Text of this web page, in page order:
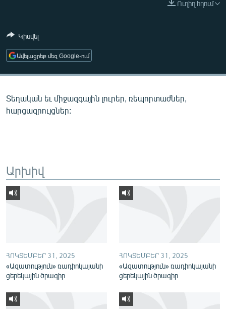
ՄԵԿՆԱԲԱՆՈՒԹՅՈՒՆ
ԿՈՐՈՆԱՎԻՐՈՒՍ
ԱՐԽԻՎ
ՁԳՏԵԼՈՎ ԼԱՎԱԳՈՒՅՆԻՆ
ՓՈԴՔԱՍԹ
Русский
ՀԵՏԵՎԵՔ ՄԵԶ
Ուղիղ հղում
Կիսվել
Ավելացրեք մեզ Google-ում
Տեղական եւ միջազգային լուրեր, ռեպորտաժներ,
հարցազրույցներ:
Արխիվ
ՀՈԿՏԵՄԲԵՐ 31, 2025
«Ազատություն» ռադիոկայանի
ցերեկային ծրագիր
ՀՈԿՏԵՄԲԵՐ 31, 2025
«Ազատություն» ռադիոկայանի
ցերեկային ծրագիր